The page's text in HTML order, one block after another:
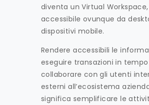
diventa un Virtual Workspace,
accessibile ovunque da
dispositivi mobile.
Rendere accessibili le
eseguire transazioni in
collaborare con gli utenti
esterni all’ecosistema
significa semplificare le